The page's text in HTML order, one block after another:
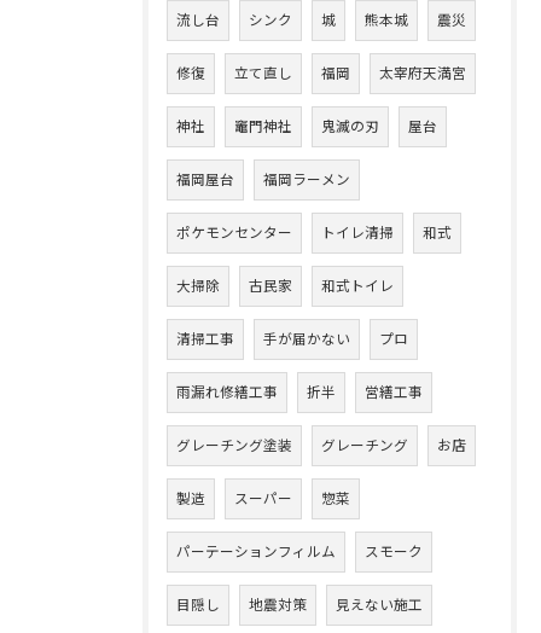
流し台 シンク 城 熊本城 震災
修復 立て直し 福岡 太宰府天満宮
神社 竈門神社 鬼滅の刃 屋台
福岡屋台 福岡ラーメン
ポケモンセンター トイレ清掃 和式
大掃除 古民家 和式トイレ
清掃工事 手が届かない プロ
雨漏れ修繕工事 折半 営繕工事
グレーチング塗装 グレーチング お店
製造 スーパー 惣菜
パーテーションフィルム スモーク
目隠し 地震対策 見えない施工